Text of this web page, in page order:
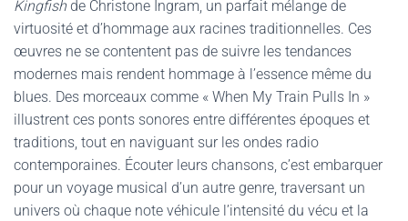
Kingfishde Christone Ingram, un parfait mélange de
virtuosité et d’hommage aux racines traditionnelles. Ces
œuvres ne se contentent pas de suivre les tendances
modernes mais rendent hommage à l’essence même du
blues. Des morceaux comme « When My Train Pulls In »
illustrent ces ponts sonores entre différentes époques et
traditions, tout en naviguant sur les ondes radio
contemporaines. Écouter leurs chansons, c’est embarquer
pour un voyage musical d’un autre genre, traversant un
univers où chaque note véhicule l’intensité du vécu et la